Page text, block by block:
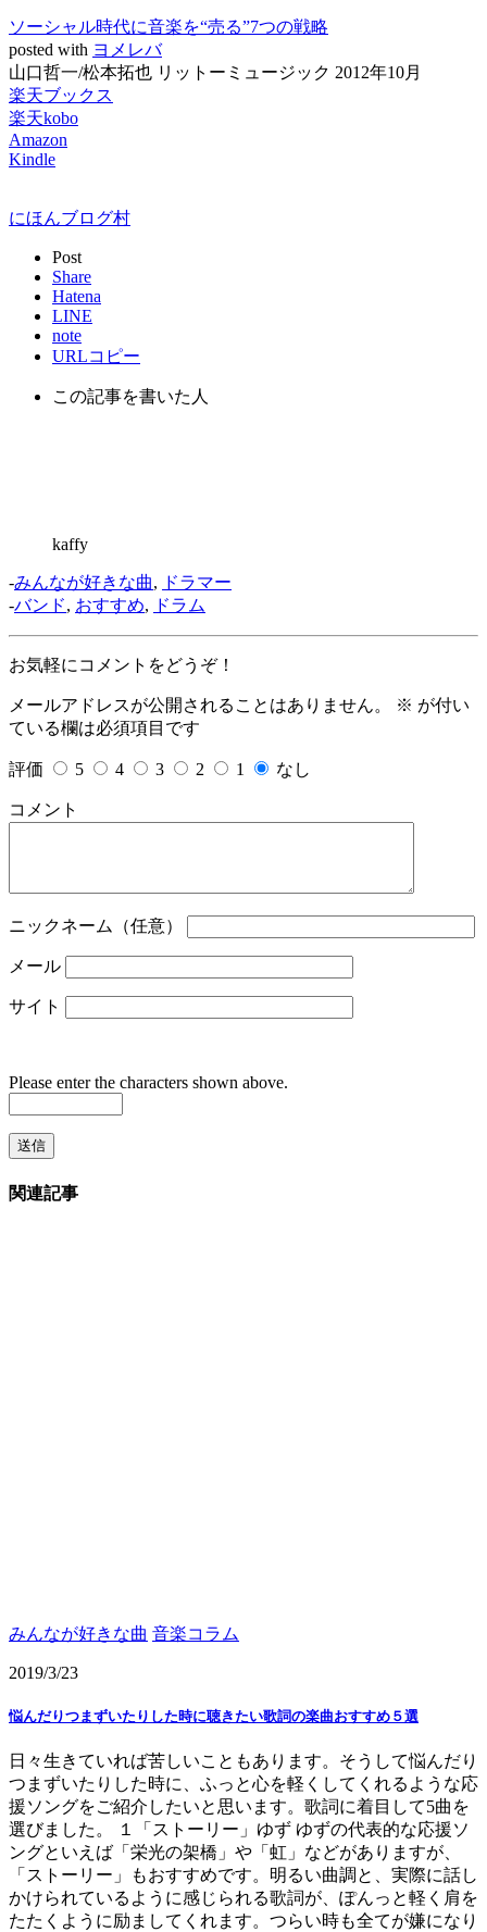
ソーシャル時代に音楽を“売る”7つの戦略
posted with ヨメレバ
山口哲一/松本拓也 リットーミュージック 2012年10月
楽天ブックス
楽天kobo
Amazon
Kindle
にほんブログ村
Post
Share
Hatena
LINE
note
URLコピー
この記事を書いた人
kaffy
-みんなが好きな曲, ドラマー
-バンド, おすすめ, ドラム
お気軽にコメントをどうぞ！
メールアドレスが公開されることはありません。 ※ が付い
ている欄は必須項目です
評価 5 4 3 2 1 なし
コメント
ニックネーム（任意）
メール
サイト
Please enter the characters shown above.
関連記事
みんなが好きな曲 音楽コラム
2019/3/23
悩んだりつまずいたりした時に聴きたい歌詞の楽曲おすすめ５選
日々生きていれば苦しいこともあります。そうして悩んだり
つまずいたりした時に、ふっと心を軽くしてくれるような応
援ソングをご紹介したいと思います。歌詞に着目して5曲を
選びました。 １「ストーリー」ゆず ゆずの代表的な応援ソ
ングといえば「栄光の架橋」や「虹」などがありますが、
「ストーリー」もおすすめです。明るい曲調と、実際に話し
かけられているように感じられる歌詞が、ぽんっと軽く肩を
たたくように励ましてくれます。つらい時も全てが嫌になり